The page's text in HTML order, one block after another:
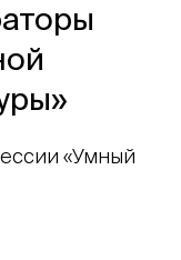
«Умный